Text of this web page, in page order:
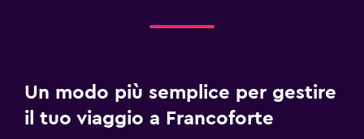
Un modo più semplice per gestire
il tuo viaggio a Francoforte